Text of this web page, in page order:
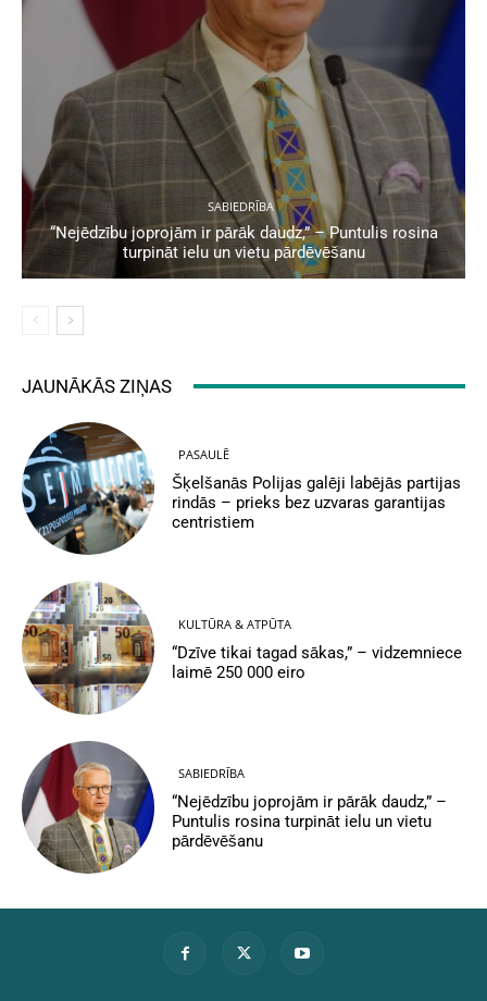
SABIEDRĪBA
“Nejēdzību joprojām ir pārāk daudz,” – Puntulis rosina
turpināt ielu un vietu pārdēvēšanu
JAUNĀKĀS ZIŅAS
PASAULĒ
Šķelšanās Polijas galēji labējās partijas
rindās – prieks bez uzvaras garantijas
centristiem
KULTŪRA & ATPŪTA
“Dzīve tikai tagad sākas,” – vidzemniece
laimē 250 000 eiro
SABIEDRĪBA
“Nejēdzību joprojām ir pārāk daudz,” –
Puntulis rosina turpināt ielu un vietu
pārdēvēšanu